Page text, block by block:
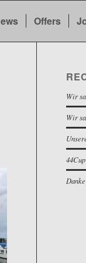
Offers
Wir
Wir